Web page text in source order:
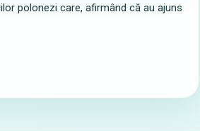
polonezi care, afirmând că au ajuns